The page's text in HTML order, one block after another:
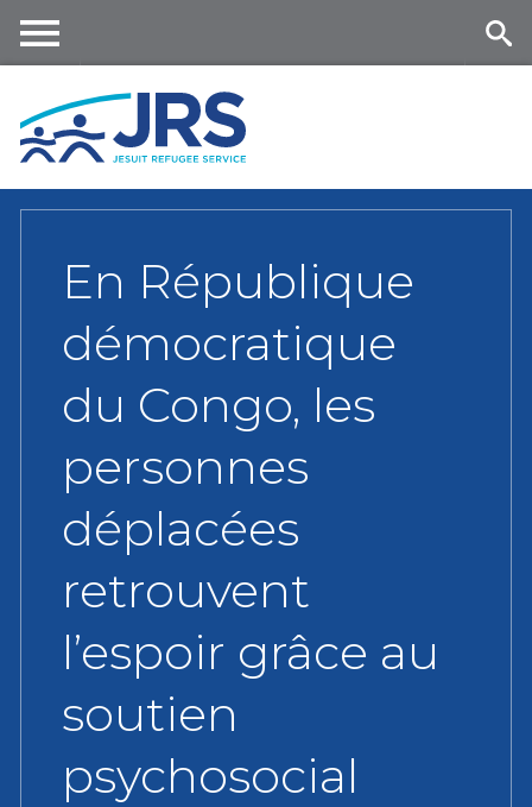
content
nu
En République
démocratique
du Congo, les
personnes
déplacées
retrouvent
l’espoir grâce au
soutien
psychosocial